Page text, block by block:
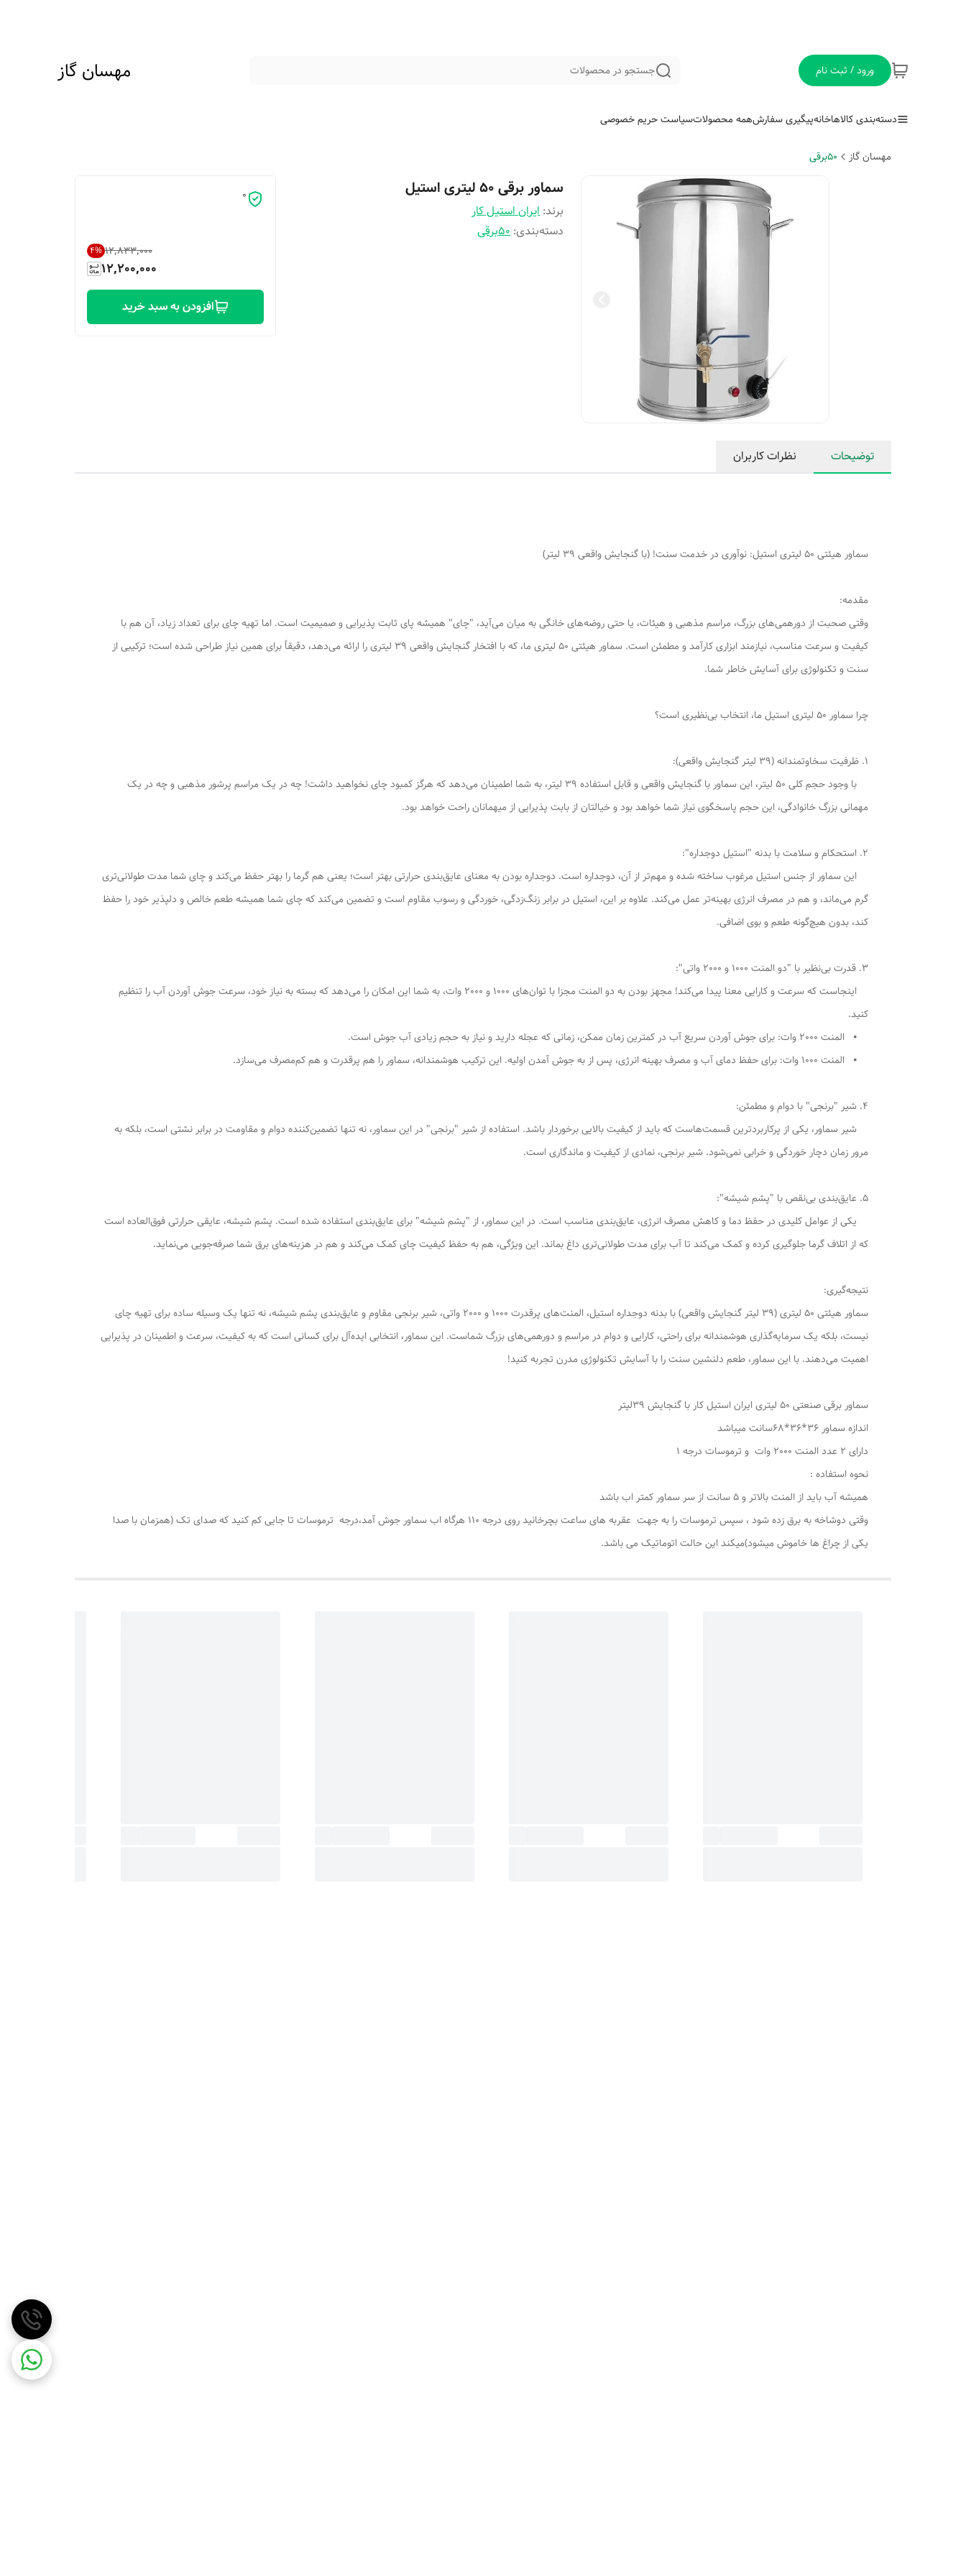
ورود / ثبت نام جستجو در محصولات مهسان گاز
دسته‌بندی کالاهاخانهپیگیری سفارشهمه محصولاتسیاست حریم خصوصی
مهسان گاز 50برقی
سماور برقی 50 لیتری استیل
برند:ایران استیل کار
دسته‌بندی:50برقی
0
۱۲٬۸۳۳٬۰۰۰ 4%
12,200,000
افزودن به سبد خرید
توضیحات نظرات کاربران
سماور هیئتی 50 لیتری استیل: نوآوری در خدمت سنت! (با گنجایش واقعی 39 لیتر)
مقدمه:
وقتی صحبت از دورهمی‌های بزرگ، مراسم مذهبی و هیئات، یا حتی روضه‌های خانگی به میان می‌آید، "چای" همیشه پای ثابت پذیرایی و صمیمیت است. اما تهیه چای برای تعداد زیاد، آن هم با
کیفیت و سرعت مناسب، نیازمند ابزاری کارآمد و مطمئن است. سماور هیئتی 50 لیتری ما، که با افتخار گنجایش واقعی 39 لیتری را ارائه می‌دهد، دقیقاً برای همین نیاز طراحی شده است؛ ترکیبی از
سنت و تکنولوژی برای آسایش خاطر شما.
چرا سماور 50 لیتری استیل ما، انتخاب بی‌نظیری است؟
1. ظرفیت سخاوتمندانه (39 لیتر گنجایش واقعی):
با وجود حجم کلی 50 لیتر، این سماور با گنجایش واقعی و قابل استفاده 39 لیتر، به شما اطمینان می‌دهد که هرگز کمبود چای نخواهید داشت! چه در یک مراسم پرشور مذهبی و چه در یک
مهمانی بزرگ خانوادگی، این حجم پاسخگوی نیاز شما خواهد بود و خیالتان از بابت پذیرایی از میهمانان راحت خواهد بود.
2. استحکام و سلامت با بدنه "استیل دوجداره":
این سماور از جنس استیل مرغوب ساخته شده و مهم‌تر از آن، دوجداره است. دوجداره بودن به معنای عایق‌بندی حرارتی بهتر است؛ یعنی هم گرما را بهتر حفظ می‌کند و چای شما مدت طولانی‌تری
گرم می‌ماند، و هم در مصرف انرژی بهینه‌تر عمل می‌کند. علاوه بر این، استیل در برابر زنگ‌زدگی، خوردگی و رسوب مقاوم است و تضمین می‌کند که چای شما همیشه طعم خالص و دلپذیر خود را حفظ
کند، بدون هیچ‌گونه طعم و بوی اضافی.
3. قدرت بی‌نظیر با "دو المنت 1000 و 2000 واتی":
اینجاست که سرعت و کارایی معنا پیدا می‌کند! مجهز بودن به دو المنت مجزا با توان‌های 1000 و 2000 وات، به شما این امکان را می‌دهد که بسته به نیاز خود، سرعت جوش آوردن آب را تنظیم
کنید.
⦁ المنت 2000 وات: برای جوش آوردن سریع آب در کمترین زمان ممکن، زمانی که عجله دارید و نیاز به حجم زیادی آب جوش است.
⦁ المنت 1000 وات: برای حفظ دمای آب و مصرف بهینه انرژی، پس از به جوش آمدن اولیه. این ترکیب هوشمندانه، سماور را هم پرقدرت و هم کم‌مصرف می‌سازد.
4. شیر "برنجی" با دوام و مطمئن:
شیر سماور، یکی از پرکاربردترین قسمت‌هاست که باید از کیفیت بالایی برخوردار باشد. استفاده از شیر "برنجی" در این سماور، نه تنها تضمین‌کننده دوام و مقاومت در برابر نشتی است، بلکه به
مرور زمان دچار خوردگی و خرابی نمی‌شود. شیر برنجی، نمادی از کیفیت و ماندگاری است.
5. عایق‌بندی بی‌نقص با "پشم شیشه":
یکی از عوامل کلیدی در حفظ دما و کاهش مصرف انرژی، عایق‌بندی مناسب است. در این سماور، از "پشم شیشه" برای عایق‌بندی استفاده شده است. پشم شیشه، عایقی حرارتی فوق‌العاده است
که از اتلاف گرما جلوگیری کرده و کمک می‌کند تا آب برای مدت طولانی‌تری داغ بماند. این ویژگی، هم به حفظ کیفیت چای کمک می‌کند و هم در هزینه‌های برق شما صرفه‌جویی می‌نماید.
نتیجه‌گیری:
سماور هیئتی 50 لیتری (39 لیتر گنجایش واقعی) با بدنه دوجداره استیل، المنت‌های پرقدرت 1000 و 2000 واتی، شیر برنجی مقاوم و عایق‌بندی پشم شیشه، نه تنها یک وسیله ساده برای تهیه چای
نیست، بلکه یک سرمایه‌گذاری هوشمندانه برای راحتی، کارایی و دوام در مراسم و دورهمی‌های بزرگ شماست. این سماور، انتخابی ایده‌آل برای کسانی است که به کیفیت، سرعت و اطمینان در پذیرایی
اهمیت می‌دهند. با این سماور، طعم دلنشین سنت را با آسایش تکنولوژی مدرن تجربه کنید!
سماور برقی صنعتی 50 لیتری ایران استیل کار با گنجایش 39لیتر
اندازه سماور 36*36*68سانت میباشد
دارای 2 عدد المنت 2000 وات و ترموسات درجه 1
نحوه استفاده :
همیشه آب باید از المنت بالاتر و 5 سانت از سر سماور کمتر اب باشد
وقتی دوشاخه به برق زده شود ، سپس ترموسات را به جهت عقربه های ساعت بچرخانید روی درجه 110 هرگاه اب سماور جوش آمد،درجه ترموسات تا جایی کم کنید که صدای تک (همزمان با صدا
یکی از چراغ ها خاموش میشود)میکند این حالت اتوماتیک می باشد.